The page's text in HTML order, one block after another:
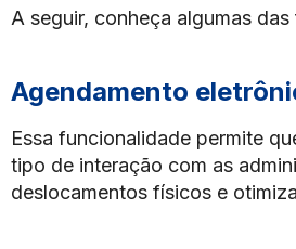
A seguir, conheça algumas
Agendamento
Essa funcionalidade permite
tipo de interação com as
deslocamentos físicos e